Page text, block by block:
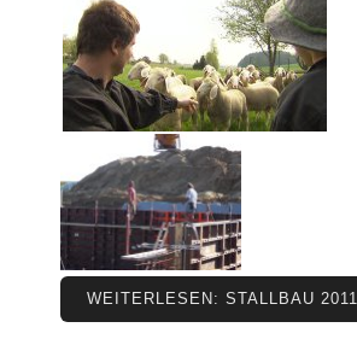
WEITERLESEN: STALLBAU 2011